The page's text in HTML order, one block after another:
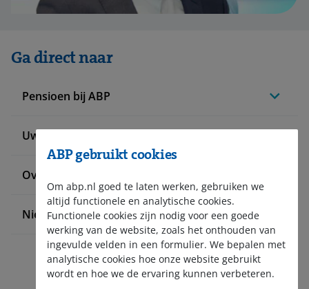
Ga direct naar
Pensioen bij ABP
Uw situatie verandert
Over ABP
Nieuws en pers
ABP gebruikt cookies
Om abp.nl goed te laten werken, gebruiken we
altijd functionele en analytische cookies.
Functionele cookies zijn nodig voor een goede
werking van de website, zoals het onthouden van
ingevulde velden in een formulier. We bepalen met
analytische cookies hoe onze website gebruikt
wordt en hoe we de ervaring kunnen verbeteren.